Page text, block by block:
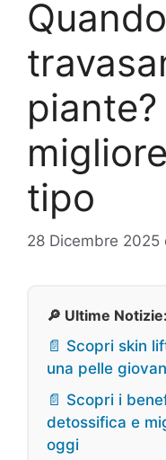
tipo
28 Dicembre 2025
🔎 Ultime Notizie:
📄 Scopri skin
una pelle
📄 Scopri i
detossifica e
oggi